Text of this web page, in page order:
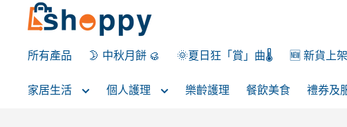
所有產品 🌛 中秋月餅 🥮 🌞夏日狂「賞」曲🌡️ 🆕 新貨上
家居生活 個人護理 樂齡護理 餐飲美食 禮券及